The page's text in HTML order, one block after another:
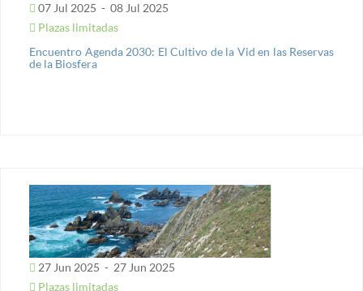
07 Jul 2025 - 08 Jul 2025
Plazas limitadas
Encuentro Agenda 2030: El Cultivo de la Vid en las Reservas
de la Biosfera
27 Jun 2025 - 27 Jun 2025
Plazas limitadas